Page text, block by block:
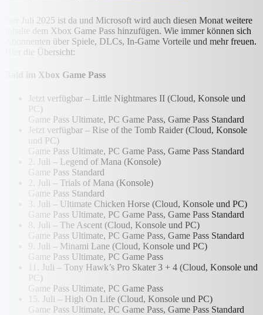
Der Juli 2025 ist da und Microsoft wird auch diesen Monat weitere
Inhalte dem Xbox Game Pass hinzufügen. Wie immer können sich
Abonnenten über Spiele, DLCs, In-Game Vorteile und mehr freuen.
Hier die Übersicht:
Bald im Xbox Game Pass
Jetzt verfügbar – Little Nightmares II (Cloud, Konsole und
PC)
Game Pass Ultimate, PC Game Pass, Game Pass Standard
Jetzt verfügbar – Rise of the Tomb Raider (Cloud, Konsole
und PC)
Game Pass Ultimate, PC Game Pass, Game Pass Standard
2. Juli – Legend of Mana (Konsole)
Game Pass Standard
2. Juli – Trials of Mana (Konsole)
Game Pass Standard
3. Juli – Ultimate Chicken Horse (Cloud, Konsole und PC)
Game Pass Ultimate, PC Game Pass, Game Pass Standard
8. Juli – The Ascent (Cloud, Konsole und PC)
Game Pass Ultimate, PC Game Pass, Game Pass Standard
9. Juli – Minami Lane (Cloud, Konsole und PC)
Game Pass Ultimate, PC Game Pass
11. Juli – Tony Hawk’s Pro Skater 3 + 4 (Cloud, Konsole und
PC)
Game Pass Ultimate, PC Game Pass
15. Juli – High On Life (Cloud, Konsole und PC)
Game Pass Ultimate, PC Game Pass, Game Pass Standard